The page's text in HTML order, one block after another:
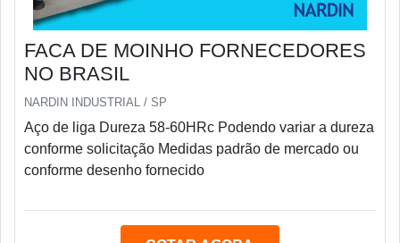
FACA DE MOINHO FORNECEDORES
NO BRASIL
NARDIN INDUSTRIAL / SP
Aço de liga Dureza 58-60HRc Podendo variar a dureza
conforme solicitação Medidas padrão de mercado ou
conforme desenho fornecido